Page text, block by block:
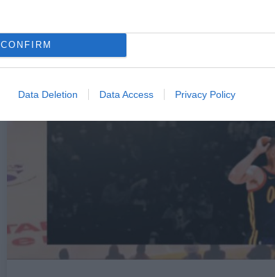
CONFIRM
Data Deletion Data Access Privacy Policy